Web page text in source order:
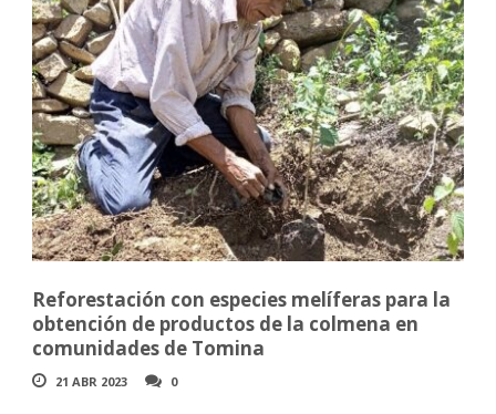
Reforestación con especies melíferas para la
obtención de productos de la colmena en
comunidades de Tomina
21 ABR 2023 0